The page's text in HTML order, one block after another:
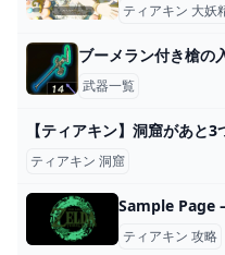
ティアキン 大妖
ブーメラン付き槍の
武器一覧
ティアキン 洞窟
Sample Page
ティアキン 攻略